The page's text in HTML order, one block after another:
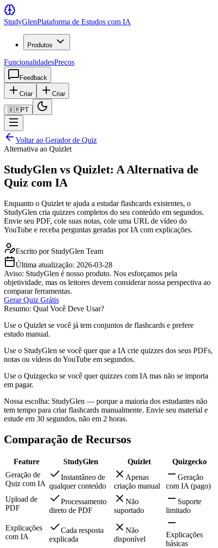
StudyGlenPlataforma de Estudos com IA
Produtos
FuncionalidadesPreços
Feedback
Criar Criar
🇧🇷PT
Voltar ao Gerador de Quiz
Alternativa ao Quizlet
StudyGlen vs Quizlet: A Alternativa de
Quiz com IA
Enquanto o Quizlet te ajuda a estudar flashcards existentes, o
StudyGlen cria quizzes completos do seu conteúdo em segundos.
Envie seu PDF, cole suas notas, cole uma URL de vídeo do
YouTube e receba perguntas geradas por IA com explicações.
Escrito por StudyGlen Team
Última atualização: 2026-03-28
Aviso: StudyGlen é nosso produto. Nos esforçamos pela
objetividade, mas os leitores devem considerar nossa perspectiva ao
comparar ferramentas.
Gerar Quiz Grátis
Resumo: Qual Você Deve Usar?
Use o Quizlet se você já tem conjuntos de flashcards e prefere
estudo manual.
Use o StudyGlen se você quer que a IA crie quizzes dos seus PDFs,
notas ou vídeos do YouTube em segundos.
Use o Quizgecko se você quer quizzes com IA mas não se importa
em pagar.
Nossa escolha: StudyGlen — porque a maioria dos estudantes não
tem tempo para criar flashcards manualmente. Envie seu material e
estude em 30 segundos, não em 2 horas.
Comparação de Recursos
Feature StudyGlen Quizlet
Quizgecko
Geração de
Quiz com IA
Instantâneo de
qualquer conteúdo
Apenas
criação manual
Geração
com IA (pago)
Upload de
PDF
Processamento
direto de PDF
Não
suportado
Suporte
limitado
Explicações
com IA
Cada resposta
explicada
Não
disponível
Explicações
básicas